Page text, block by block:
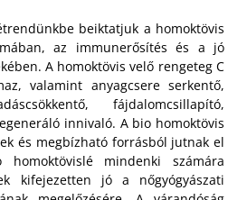
beiktatjuk a homoktövis
az immunerősítés és a jó
A homoktövis velő rengeteg C
valamint anyagcsere serkentő,
fájdalomcsillapító,
innivaló. A bio homoktövis
és megbízható forrásból jutnak el
mindenki számára
kifejezetten jó a nőgyógyászati